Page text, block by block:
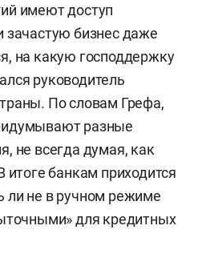
имеют доступ
зачастую бизнес даже
на какую господдержку
руководитель
По словам Грефа,
разные
не всегда думая, как
итоге банкам приходится
ли не в ручном режиме
для кредитных